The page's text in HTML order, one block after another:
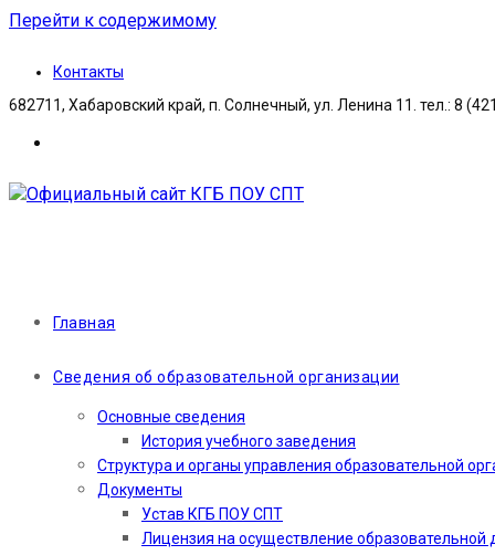
Перейти к содержимому
Контакты
682711, Хабаровский край, п. Солнечный, ул. Ленина 11. тел.: 8
Главная
Сведения об образовательной организации
Основные сведения
История учебного заведения
Структура и органы управления образовательной
Документы
Устав КГБ ПОУ СПТ
Лицензия на осуществление образовательной